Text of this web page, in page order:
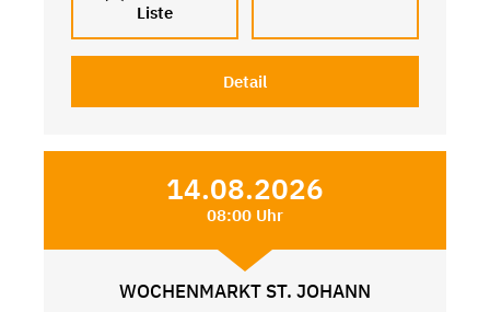
Liste
Detail
14.08.2026
08:00 Uhr
WOCHENMARKT ST. JOHANN